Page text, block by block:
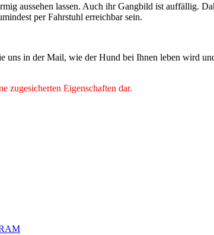
aussehen lassen. Auch ihr Gangbild ist auffällig.
per Fahrstuhl erreichbar sein.
in der Mail, wie der Hund bei Ihnen leben wird
zugesicherten Eigenschaften dar.